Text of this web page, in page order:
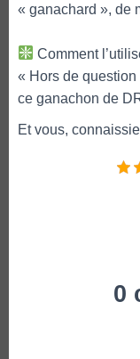
« ganachard », de
Comment
« Hors de
ce ganachon de
Et vous,
0